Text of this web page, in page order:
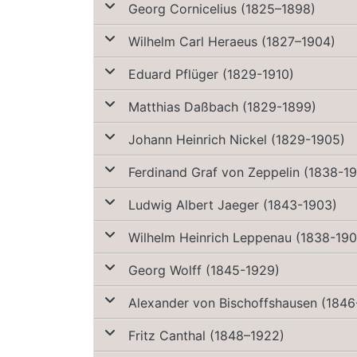
Georg Cornicelius (1825–1898)
Wilhelm Carl Heraeus (1827–1904)
Eduard Pflüger (1829-1910)
Matthias Daßbach (1829-1899)
Johann Heinrich Nickel (1829-1905)
Ferdinand Graf von Zeppelin (1838-
Ludwig Albert Jaeger (1843-1903)
Wilhelm Heinrich Leppenau (1838-
Georg Wolff (1845-1929)
Alexander von Bischoffshausen
Fritz Canthal (1848–1922)